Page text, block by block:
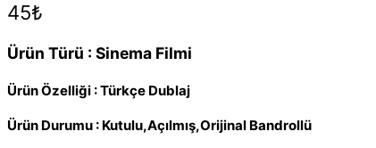
45₺
Ürün Türü : Sinema Filmi
Ürün Özelliği : Türkçe Dublaj
Ürün Durumu : Kutulu,Açılmış,Orijinal Bandrollü